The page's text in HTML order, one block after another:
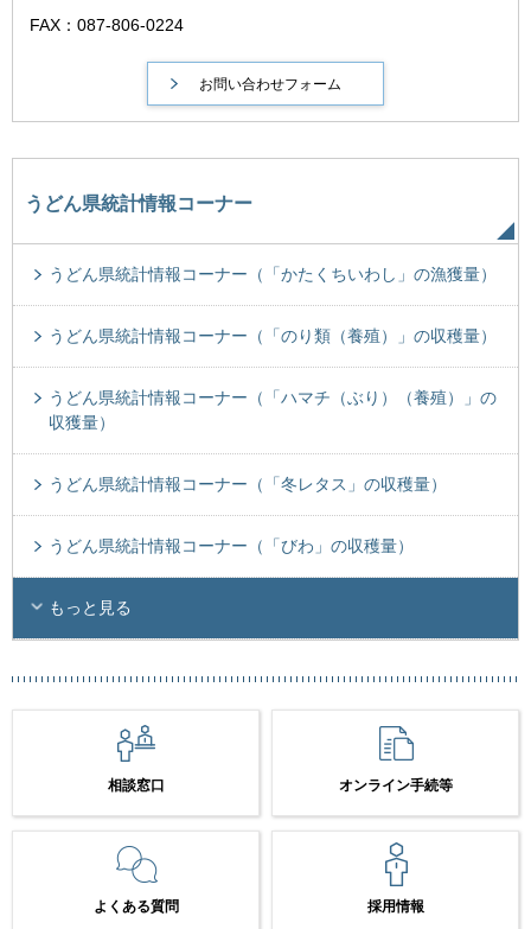
FAX：087-806-0224
うどん県統計情報コーナー
うどん県統計情報コーナー（「かたくちいわし」の漁獲量）
うどん県統計情報コーナー（「のり類（養殖）」の収穫量）
うどん県統計情報コーナー（「ハマチ（ぶり）（養殖）」の
収獲量）
うどん県統計情報コーナー（「冬レタス」の収穫量）
うどん県統計情報コーナー（「びわ」の収穫量）
もっと見る
相談窓口 オンライン手続等
よくある質問 採用情報